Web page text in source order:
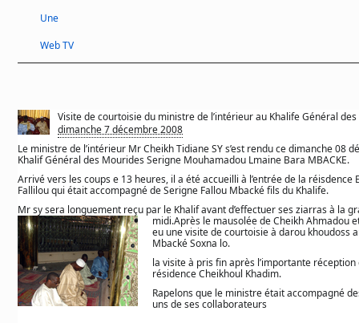
Une
Web TV
Visite de courtoisie du ministre de l’intérieur au Khalife Général
dimanche 7 décembre 2008
Le ministre de l’intérieur Mr Cheikh Tidiane SY s’est rendu ce dimanche 08
Khalif Général des Mourides Serigne Mouhamadou Lmaine Bara MBACKE.
Arrivé vers les coups e 13 heures, il a été accueilli à l’entrée de la
Fallilou qui était accompagné de Serigne Fallou Mbacké fils du Khalife.
Mr sy sera longuement reçu par le Khalif avant d’effectuer ses ziarras à la
midi.Après le mausolée de Cheikh Ahmadou
eu une visite de courtoisie à darou khoudoss
Mbacké Soxna lo.
la visite à pris fin après l’importante
résidence Cheikhoul Khadim.
Rapelons que le ministre était accompagné
uns de ses collaborateurs